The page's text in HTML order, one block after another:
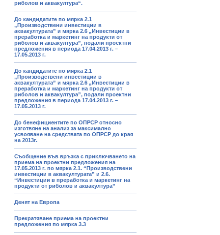
риболов и аквакултура“.
До кандидатите по мярка 2.1
„Производствени инвестиции в
аквакултурата” и мярка 2.6 „Инвестиции в
преработка и маркетинг на продукти от
риболов и аквакултура”, подали проектни
предложения в периода 17.04.2013 г. –
17.05.2013 г.
До кандидатите по мярка 2.1
„Производствени инвестиции в
аквакултурата” и мярка 2.6 „Инвестиции в
преработка и маркетинг на продукти от
риболов и аквакултура”, подали проектни
предложения в периода 17.04.2013 г. –
17.05.2013 г.
До бенефициентите по ОПРСР относно
изготвяне на анализ за максимално
усвояване на средствата по ОПРСР до края
на 2013г.
Съобщение във връзка с приключването на
приема на проектни предложения на
17.05.2013 г. по мярка 2.1. “Производствени
инвестиции в аквакултурата” и 2.6.
“Инвестиции в преработка и маркетинг на
продукти от риболов и аквакултура”
Денят на Европа
Прекратяване приема на проектни
предложения по мярка 3.3